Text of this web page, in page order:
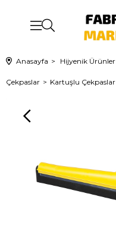
Anasayfa Hijyenik Ürünler
Çekpaslar Kartuşlu Çekpaslar